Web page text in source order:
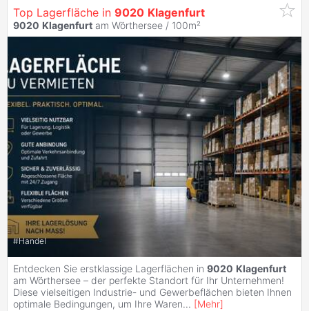
Top Lagerfläche in 9020 Klagenfurt
9020 Klagenfurt am Wörthersee / 100m²
#Handel
Entdecken Sie erstklassige Lagerflächen in 9020 Klagenfurt
am Wörthersee – der perfekte Standort für Ihr Unternehmen!
Diese vielseitigen Industrie- und Gewerbeflächen bieten Ihnen
optimale Bedingungen, um Ihre Waren... [Mehr]